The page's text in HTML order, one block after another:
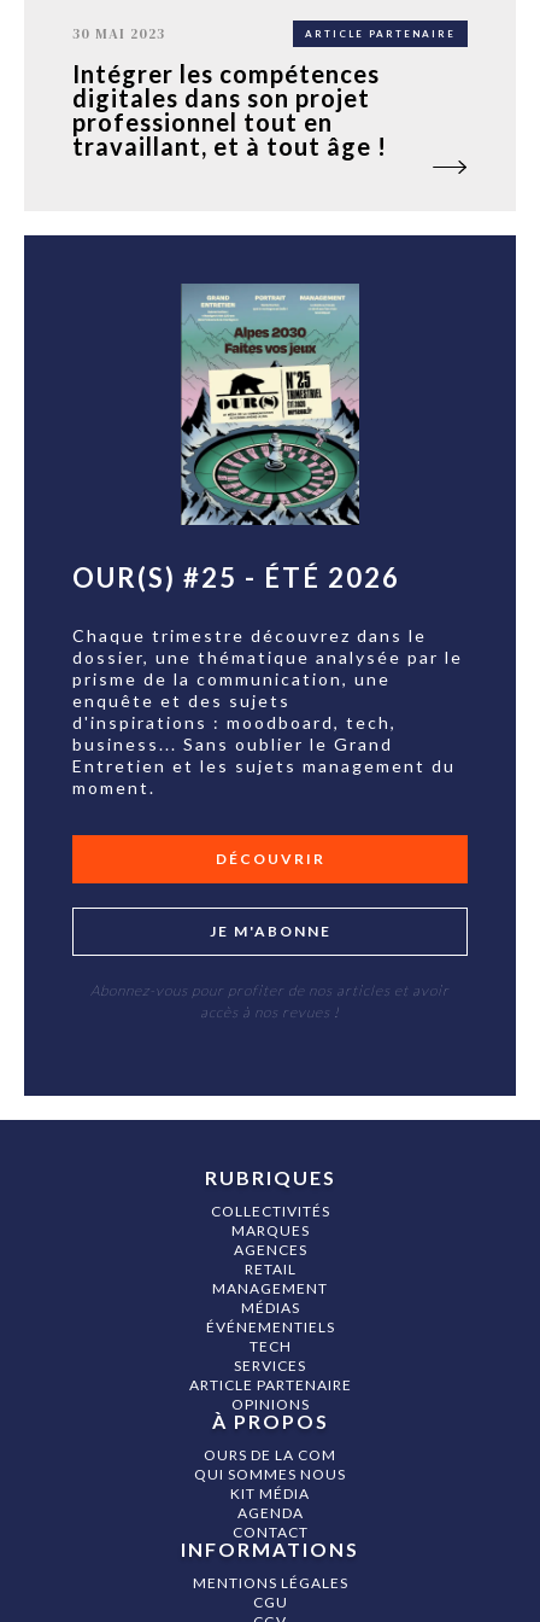
30 MAI 2023 ARTICLE PARTENAIRE
Intégrer les compétences
digitales dans son projet
professionnel tout en
travaillant, et à tout âge !
OUR(S) #25 - ÉTÉ 2026
Chaque trimestre découvrez dans le
dossier, une thématique analysée par le
prisme de la communication, une
enquête et des sujets
d'inspirations : moodboard, tech,
business... Sans oublier le Grand
Entretien et les sujets management du
moment.
DÉCOUVRIR
JE M'ABONNE
Abonnez-vous pour profiter de nos articles et avoir
accès à nos revues !
RUBRIQUES
COLLECTIVITÉS
MARQUES
AGENCES
RETAIL
MANAGEMENT
MÉDIAS
ÉVÉNEMENTIELS
TECH
SERVICES
ARTICLE PARTENAIRE
OPINIONS
À PROPOS
OURS DE LA COM
QUI SOMMES NOUS
KIT MÉDIA
AGENDA
CONTACT
INFORMATIONS
MENTIONS LÉGALES
CGU